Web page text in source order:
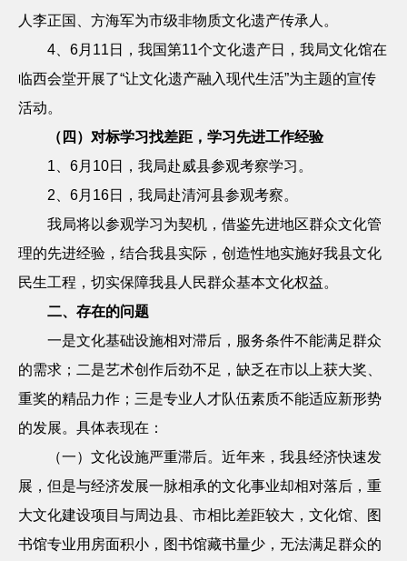
人李正国、方海军为市级非物质文化遗产传承人。
4
6月 11 日，我国第11个文化遗产日，我局文化馆在
临西会堂开展了“让文化遗产融入现代生活”为主题的宣传
活动。
（四）对标学习找差距，学习先进工作经验
1
6月 10日，我局赴威县参观考察学习。
2
6月 16日，我局赴清河县参观考察。
我局将以参观学习为契机，借鉴先进地区群众文化管
理的先进经验，结合我县实际，创造性地实施好我县文化
民生工程，切实保障我县人民群众基本文化权益。
二、存在的问题
一是文化基础设施相对滞后，服务条件不能满足群众
的需求；二是艺术创作后劲不足，缺乏在市以上获大奖、
重奖的精品力作；三是专业人才队伍素质不能适应新形势
的发展。具体表现在：
（一）文化设施严重滞后。 近年来，我县经济快速发
展，但是与经济发展一脉相承的文化事业却相对落后，重
大文化建设项目与周边县、市相比差距较大，文化馆、图
书馆专业用房面积小，图书馆藏书量少，无法满足群众的